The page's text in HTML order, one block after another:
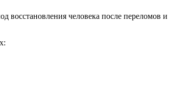
восстановления человека после переломов и